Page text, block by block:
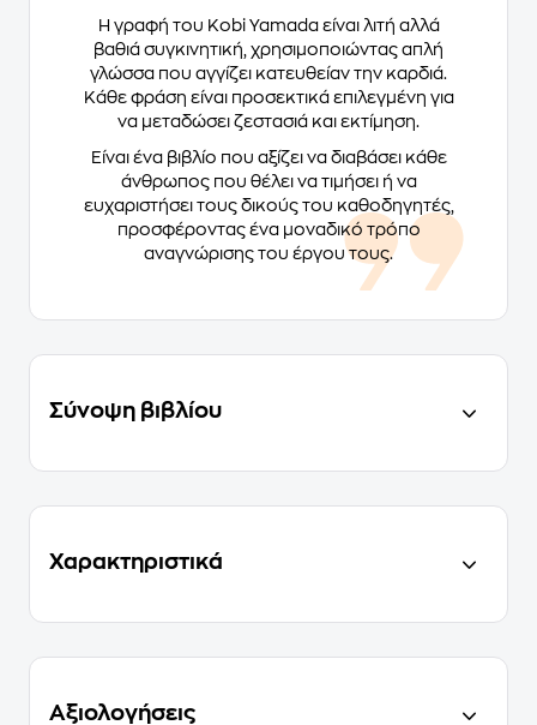
Η γραφή του Kobi Yamada είναι λιτή αλλά
βαθιά συγκινητική, χρησιμοποιώντας απλή
γλώσσα που αγγίζει κατευθείαν την καρδιά.
Κάθε φράση είναι προσεκτικά επιλεγμένη για
να μεταδώσει ζεστασιά και εκτίμηση.
Είναι ένα βιβλίο που αξίζει να διαβάσει κάθε
άνθρωπος που θέλει να τιμήσει ή να
ευχαριστήσει τους δικούς του καθοδηγητές,
προσφέροντας ένα μοναδικό τρόπο
αναγνώρισης του έργου τους.
Σύνοψη βιβλίου
Χαρακτηριστικά
Αξιολογήσεις